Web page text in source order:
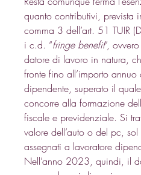
quanto contributivi, prevista
comma 3 dell’art. 51 TUIR
i c.d. “fringe benefit”,
datore di lavoro in natura,
fronte fino all’importo
dipendente, superato il
concorre alla formazione
fiscale e previdenziale. Si
valore dell’auto o del pc,
assegnati a lavoratore
Nell’anno 2023, quindi, il